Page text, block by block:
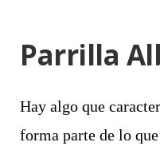
Parrilla
Hay algo que
forma parte de lo